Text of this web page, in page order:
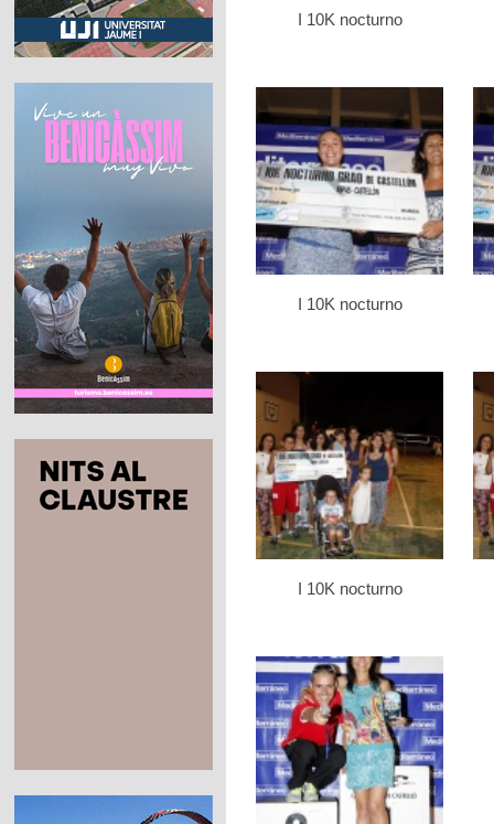
I 10K nocturno
I 10K nocturno
I 10K nocturno